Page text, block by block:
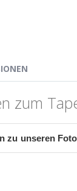
zum
zu unseren